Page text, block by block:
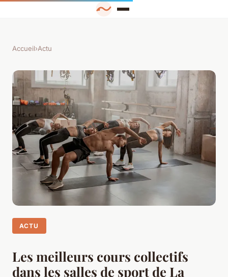
Accueil›Actu
ACTU
Les meilleurs cours collectifs
dans les salles de sport de La